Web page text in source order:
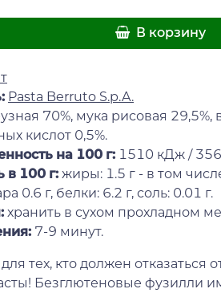
В корзину
Pasta Berruto S.p.A.
70%, мука рисовая 29,5%,
кислот 0,5%.
на 100 г: 1510 кДж / 356
в 100 г: жиры: 1.5 г - в том
0.6 г, белки: 6.2 г, соль: 0.01 г.
хранить в сухом прохладном
ия: 7-9 минут.
тех, кто должен отказаться
Безглютеновые фузилли